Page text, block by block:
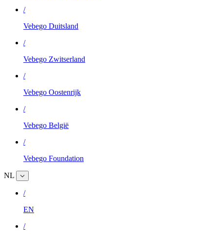
/
Vebego Duitsland
/
Vebego Zwitserland
/
Vebego Oostenrijk
/
Vebego België
/
Vebego Foundation
NL
/
EN
/